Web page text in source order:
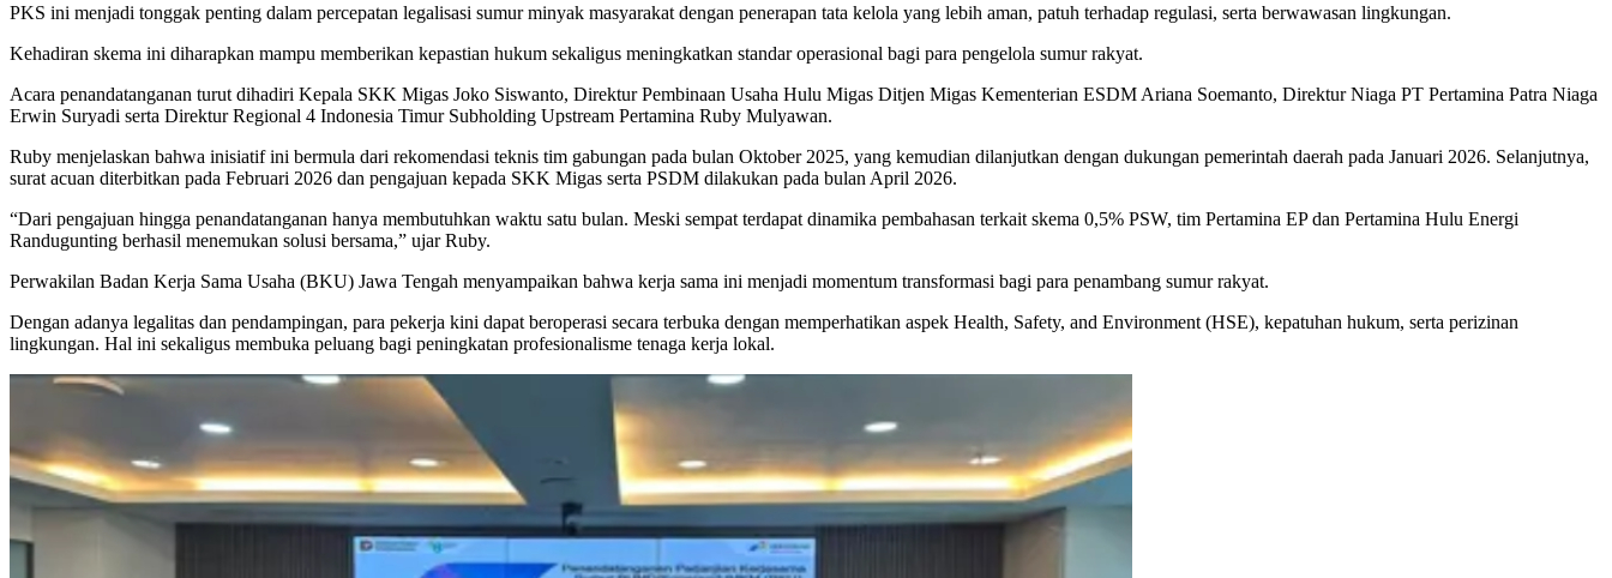
PKS ini menjadi tonggak penting dalam percepatan legalisasi sumur minyak masyarakat dengan penerapan tata kelola yang lebih aman, patuh terhadap regulasi, serta berwawasan lingkungan.
Kehadiran skema ini diharapkan mampu memberikan kepastian hukum sekaligus meningkatkan standar operasional bagi para pengelola sumur rakyat.
Acara penandatanganan turut dihadiri Kepala SKK Migas Joko Siswanto, Direktur Pembinaan Usaha Hulu Migas Ditjen Migas Kementerian ESDM Ariana Soemanto, Direktur Niaga PT Pertamina Patra Niaga
Erwin Suryadi serta Direktur Regional 4 Indonesia Timur Subholding Upstream Pertamina Ruby Mulyawan.
Ruby menjelaskan bahwa inisiatif ini bermula dari rekomendasi teknis tim gabungan pada bulan Oktober 2025, yang kemudian dilanjutkan dengan dukungan pemerintah daerah pada Januari 2026. Selanjutnya,
surat acuan diterbitkan pada Februari 2026 dan pengajuan kepada SKK Migas serta PSDM dilakukan pada bulan April 2026.
“Dari pengajuan hingga penandatanganan hanya membutuhkan waktu satu bulan. Meski sempat terdapat dinamika pembahasan terkait skema 0,5% PSW, tim Pertamina EP dan Pertamina Hulu Energi
Randugunting berhasil menemukan solusi bersama,” ujar Ruby.
Perwakilan Badan Kerja Sama Usaha (BKU) Jawa Tengah menyampaikan bahwa kerja sama ini menjadi momentum transformasi bagi para penambang sumur rakyat.
Dengan adanya legalitas dan pendampingan, para pekerja kini dapat beroperasi secara terbuka dengan memperhatikan aspek Health, Safety, and Environment (HSE), kepatuhan hukum, serta perizinan
lingkungan. Hal ini sekaligus membuka peluang bagi peningkatan profesionalisme tenaga kerja lokal.